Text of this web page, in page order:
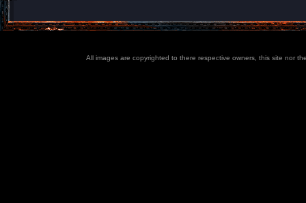
All images are copyrighted to there respective owners, this site nor